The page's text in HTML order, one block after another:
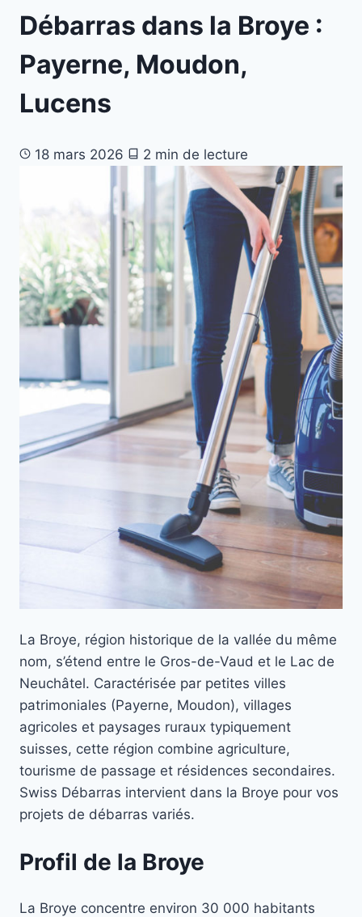
Débarras dans la Broye :
Payerne, Moudon,
Lucens
18 mars 2026 2 min de lecture
La Broye, région historique de la vallée du même
nom, s’étend entre le Gros-de-Vaud et le Lac de
Neuchâtel. Caractérisée par petites villes
patrimoniales (Payerne, Moudon), villages
agricoles et paysages ruraux typiquement
suisses, cette région combine agriculture,
tourisme de passage et résidences secondaires.
Swiss Débarras intervient dans la Broye pour vos
projets de débarras variés.
Profil de la Broye
La Broye concentre environ 30 000 habitants